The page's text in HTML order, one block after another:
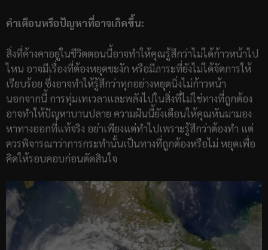
คำเตือนหรือปัญหาที่อาจเกิดขึ้น:
สิ่งที่ค้างคาอยู่ในชีวิตตอนนี้อาจทำให้คุณรู้สึกว่าไม่ได้ก้าวหน้าไป
ไหน อาจมีเรื่องที่ต้องหยุดชะงัก หรือมีภาระที่ยังไม่ได้จัดการให้
เรียบร้อย ซึ่งอาจทำให้รู้สึกว่าทุกอย่างหยุดนิ่งไม่ก้าวหน้า
นอกจากนี้ การทุ่มเทเวลาและพลังไปในสิ่งที่ไม่ใช่ทางที่ถูกต้อง
อาจทำให้ปัญหาบานปลาย ความฝันนี้ยังเตือนให้คุณหันมามอง
หาทางออกที่แท้จริง อย่าเพียงแต่ทำไปเพราะรู้สึกว่าต้องทำ แต่
ควรพิจารณาว่าการกระทำนั้นเป็นทางที่ถูกต้องหรือไม่ หยุดเพื่อ
คิดให้รอบคอบก่อนตัดสินใจ